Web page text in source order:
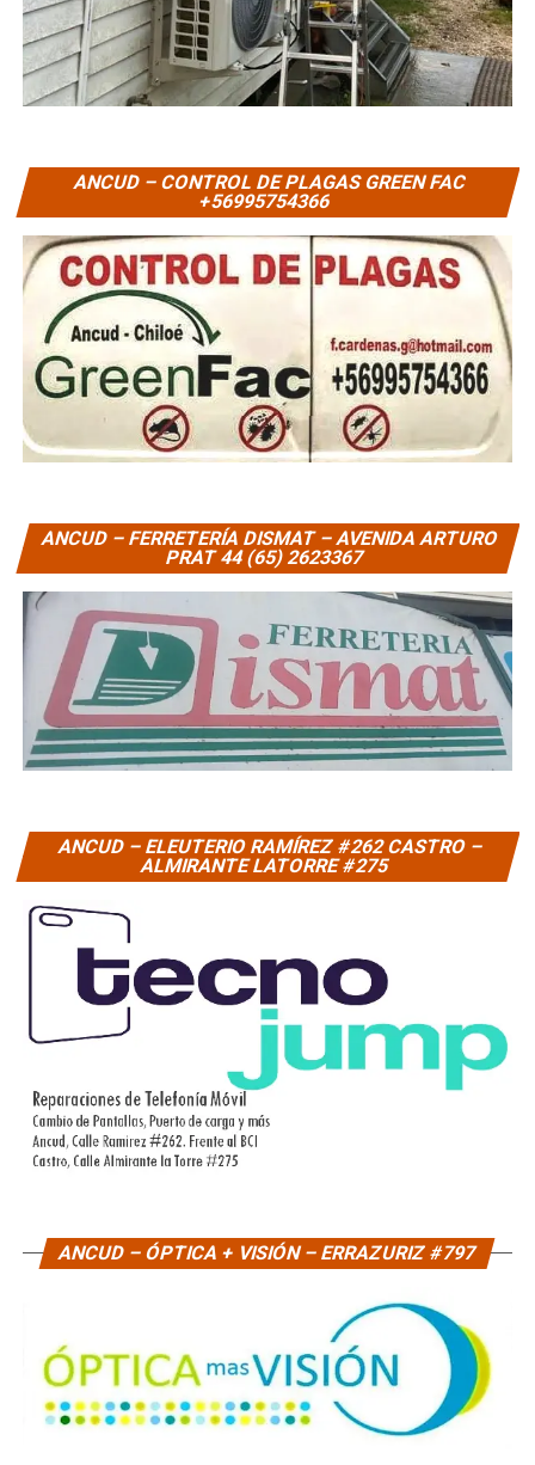
ANCUD – CONTROL DE PLAGAS GREEN FAC
+56995754366
ANCUD – FERRETERÍA DISMAT – AVENIDA ARTURO
PRAT 44 (65) 2623367
ANCUD – ELEUTERIO RAMÍREZ #262 CASTRO –
ALMIRANTE LATORRE #275
ANCUD – ÓPTICA + VISIÓN – ERRAZURIZ #797